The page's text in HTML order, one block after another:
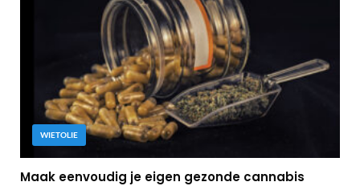
WIETOLIE
Maak eenvoudig je eigen gezonde cannabis